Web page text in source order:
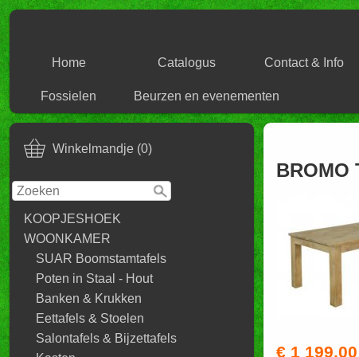
Home Catalogus Contact & Info
Fossielen Beurzen en evenementen
Winkelmandje (0)
KOOPJESHOEK
WOONKAMER
SUAR Boomstamtafels
Poten in Staal - Hout
Banken & Krukken
Eettafels & Stoelen
Salontafels & Bijzettafels
BROMO
€ 1 199,00